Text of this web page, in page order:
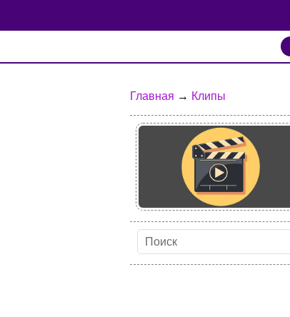
Главная → Клипы